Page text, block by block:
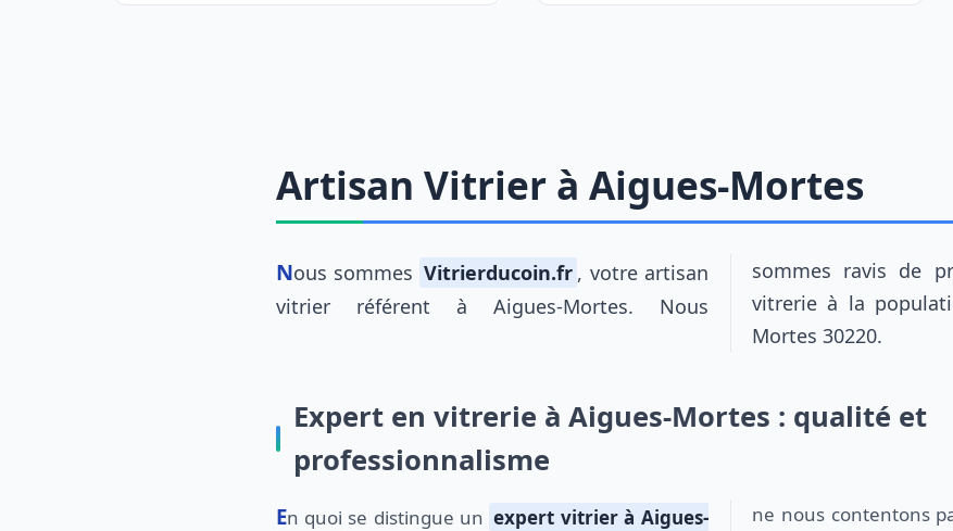
Artisan Vitrier à Aigues-Mortes
Nous sommes Vitrierducoin.fr , votre artisan
vitrier référent à Aigues-Mortes. Nous
sommes ravis de proposer nos services de
vitrerie à la
Mortes 30220.
Expert en vitrerie à Aigues-Mortes : qualité et
professionnalisme
En quoi se distingue un expert vitrier à Aigues-
ne nous contentons